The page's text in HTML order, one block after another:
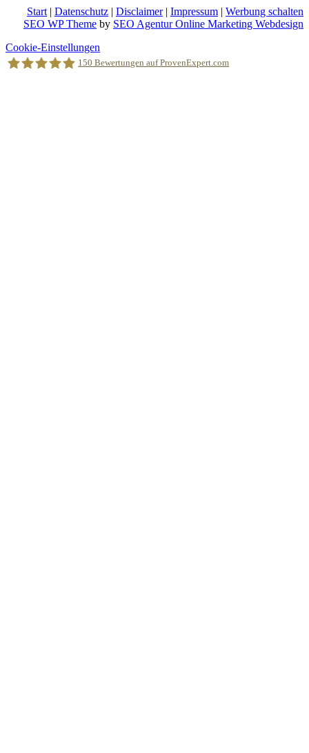
Start | Datenschutz | Disclaimer| Impressum | Werbung schalten
SEO WP Theme by SEO Agentur Online Marketing Webdesign
Nach
oben
scrollen
Cookie-Einstellungen
150 Bewertungen auf ProvenExpert.com